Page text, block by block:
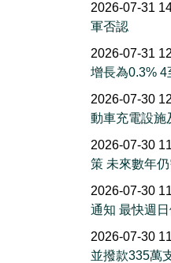
2026-07-31
軍否認
2026-07-31
增長為0.3% 4
2026-07-30
動車充電設施
2026-07-30
策 未來數年
2026-07-30
通知 最快週
2026-07-30
並撥款335萬